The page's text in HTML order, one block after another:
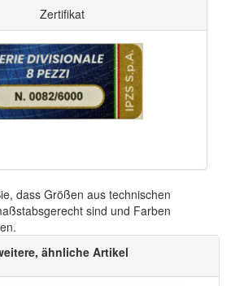
Zertifikat
dass Größen aus technischen
sind und Farben
ähnliche Artikel